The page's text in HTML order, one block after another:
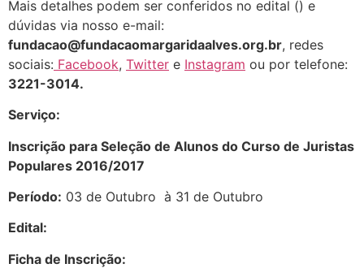
Mais detalhes podem ser conferidos no edital () e
dúvidas via nosso e-mail:
fundacao@fundacaomargaridaalves.org.br, redes
sociais: Facebook, Twitter e Instagram ou por telefone:
3221-3014.
Serviço:
Inscrição para Seleção de Alunos do Curso de Juristas
Populares 2016/2017
Período: 03 de Outubro à 31 de Outubro
Edital:
Ficha de Inscrição: